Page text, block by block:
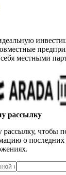
местными
рассылку
чтобы
о последних